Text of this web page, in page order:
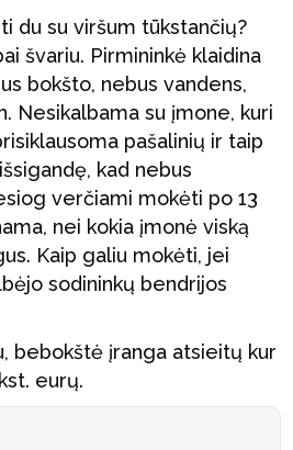
du su viršum tūkstančių?
švariu. Pirmininkė klaidina
bokšto, nebus vandens,
Nesikalbama su įmone, kuri
pašalinių ir taip
kad nebus
verčiami mokėti po 13
nei kokia įmonė viską
Kaip galiu mokėti, jei
sodininkų bendrijos
bebokštė įranga atsieitų kur
eurų.